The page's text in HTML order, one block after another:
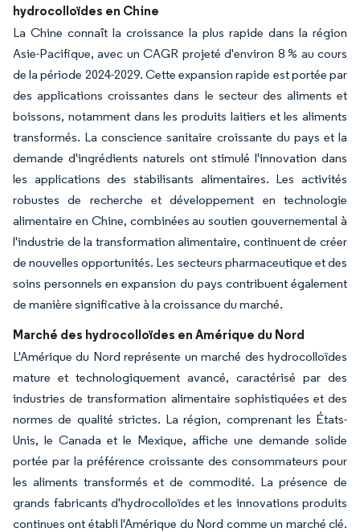
hydrocolloïdes en Chine
La Chine connaît la croissance la plus rapide dans la région
Asie-Pacifique, avec un CAGR projeté d'environ 8 % au cours
de la période 2024-2029. Cette expansion rapide est portée par
des applications croissantes dans le secteur des aliments et
boissons, notamment dans les produits laitiers et les aliments
transformés. La conscience sanitaire croissante du pays et la
demande d'ingrédients naturels ont stimulé l'innovation dans
les applications des stabilisants alimentaires. Les activités
robustes de recherche et développement en technologie
alimentaire en Chine, combinées au soutien gouvernemental à
l'industrie de la transformation alimentaire, continuent de créer
de nouvelles opportunités. Les secteurs pharmaceutique et des
soins personnels en expansion du pays contribuent également
de manière significative à la croissance du marché.
Marché des hydrocolloïdes en Amérique du Nord
L'Amérique du Nord représente un marché des hydrocolloïdes
mature et technologiquement avancé, caractérisé par des
industries de transformation alimentaire sophistiquées et des
normes de qualité strictes. La région, comprenant les États-
Unis, le Canada et le Mexique, affiche une demande solide
portée par la préférence croissante des consommateurs pour
les aliments transformés et de commodité. La présence de
grands fabricants d'hydrocolloïdes et les innovations produits
continues ont établi l'Amérique du Nord comme un marché clé.